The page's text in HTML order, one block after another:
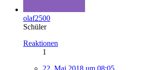
olaf2500
Schüler
Reaktionen
1
22. Mai 2018 um 08:05